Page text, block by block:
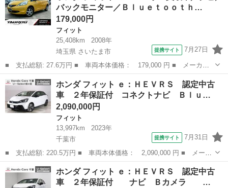
ョン・地...
バックモニター／Ｂｌｕｅｔｏｏｔｈ…
179,000円
フィット
25,408km
2008年
埼玉県 さいたま市
提携サイト 7月27日
■ 支払総額: 27.6万円 ■ 車両本体価格： 179,000 円 ■ メーカー
名： ホンダ ■ 車種名： フィット ■ グレード名： Ｇ ユーザ
ー買取車／ナビ／バックモニター／Ｂｌｕｅｔｏｏｔｈ／ＥＴＣ／オ
ートエアコン...
埼玉 さいたま市 フィット
ホンダ フィット ｅ：ＨＥＶＲＳ 認定中古
車 ２年保証付 コネクトナビ Ｂｌｕ…
2,090,000円
フィット
13,997km
2023年
千葉市
提携サイト 7月31日
■ 支払総額: 220.5万円 ■ 車両本体価格： 2,090,000 円 ■ メーカ
ー名： ホンダ ■ 車種名： フィット ■ グレード名： ｅ：ＨＥ
ＶＲＳ 認定中古車 ２年保証付 コネクトナビ Ｂｌｕｅｔｏｏｔ
ｈ バッ...
千葉 千葉市 フィット
ホンダ フィット ｅ：ＨＥＶＲＳ 認定中古
車 ２年保証付 ナビ Ｂカメラ …